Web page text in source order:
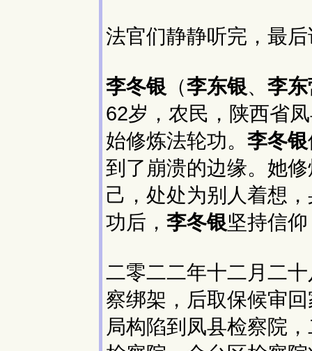
法官们静静听完，最
李冬银 （李东银、 李
62岁，农民，陕西省
始修炼法轮功。 李冬银
到了崩溃的边缘。她
己，处处为别人着想
功后， 李冬银坚持信
二零二二年十二月二
察绑架，后取保候审
局构陷到凤县检察院